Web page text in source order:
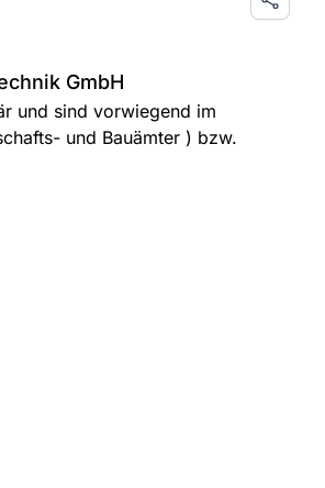
GmbH
und sind vorwiegend im
und Bauämter ) bzw.